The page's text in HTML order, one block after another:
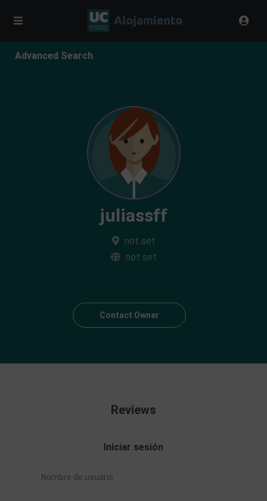
Advanced Search
juliassff
not set
not set
Contact Owner
Reviews
Iniciar sesión